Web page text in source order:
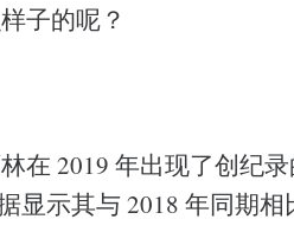
子的呢？
在 2019 年出现了创纪
显示其与 2018 年同期相